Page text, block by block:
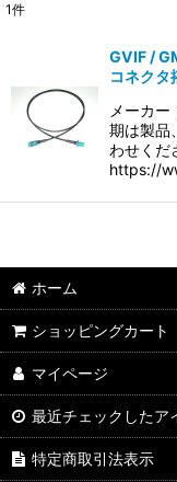
並び順:
1件
GVIF /
コネクタ
メーカ
期は製品
わせくだ
https://
ホーム
ショッピングカート
マイページ
最近チェックしたア
特定商取引法表示